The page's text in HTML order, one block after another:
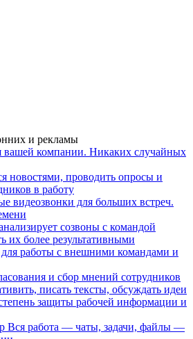
и рекламы
вашей компании. Никаких случайных
новостями, проводить опросы и
в работу
видеозвонки для больших встреч.
созвоны с командой
их более результативными
для работы с внешними командами и
и сбор мнений сотрудников
писать тексты, обсуждать идеи
защиты рабочей информации и
Вся работа — чаты, задачи, файлы —